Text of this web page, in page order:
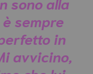
sempre
in
avvicino,